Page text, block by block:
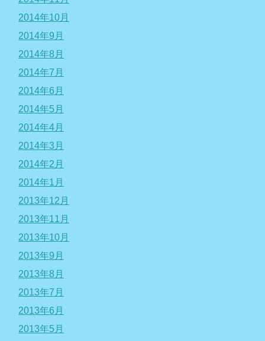
2014年10月
2014年9月
2014年8月
2014年7月
2014年6月
2014年5月
2014年4月
2014年3月
2014年2月
2014年1月
2013年12月
2013年11月
2013年10月
2013年9月
2013年8月
2013年7月
2013年6月
2013年5月